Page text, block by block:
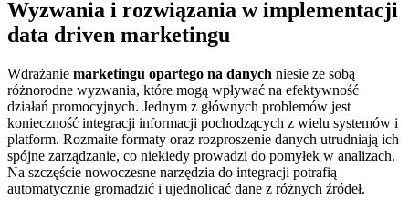
Wyzwania i rozwiązania w implementacji
data driven marketingu
Wdrażanie marketingu opartego na danych niesie ze sobą
różnorodne wyzwania, które mogą wpływać na efektywność
działań promocyjnych. Jednym z głównych problemów jest
konieczność integracji informacji pochodzących z wielu systemów i
platform. Rozmaite formaty oraz rozproszenie danych utrudniają ich
spójne zarządzanie, co niekiedy prowadzi do pomyłek w analizach.
Na szczęście nowoczesne narzędzia do integracji potrafią
automatycznie gromadzić i ujednolicać dane z różnych źródeł.